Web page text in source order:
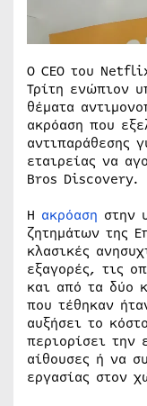
Ο CEO του
Τρίτη ενώπιον
θέματα
ακρόαση που
αντιπαράθεσης
εταιρείας να
Bros Discovery.
Η ακρόαση στην
ζητημάτων της
κλασικές
εξαγορές, τις
και από τα δύο
που τέθηκαν
αυξήσει το
περιορίσει την
αίθουσες ή να
εργασίας στον